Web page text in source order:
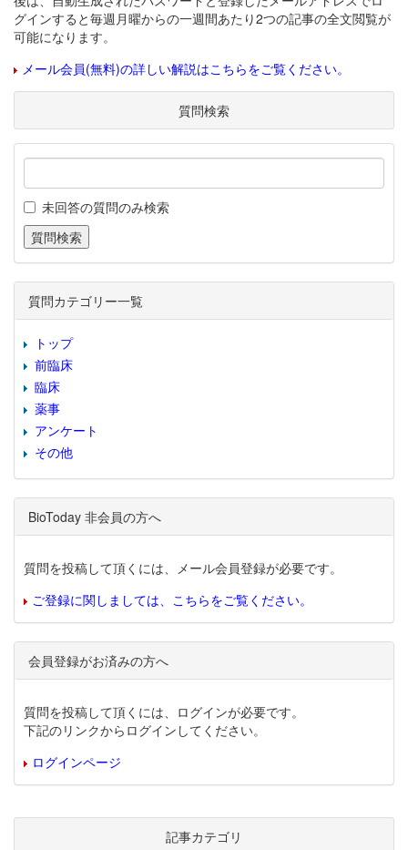
グインすると毎週月曜からの一週間あたり2つの記事の全文閲覧が
可能になります。
メール会員(無料)の詳しい解説はこちらをご覧ください。
質問検索
未回答の質問のみ検索
質問カテゴリー一覧
トップ
前臨床
臨床
薬事
アンケート
その他
BioToday 非会員の方へ
質問を投稿して頂くには、メール会員登録が必要です。
ご登録に関しましては、こちらをご覧ください。
会員登録がお済みの方へ
質問を投稿して頂くには、ログインが必要です。
下記のリンクからログインしてください。
ログインページ
記事カテゴリ